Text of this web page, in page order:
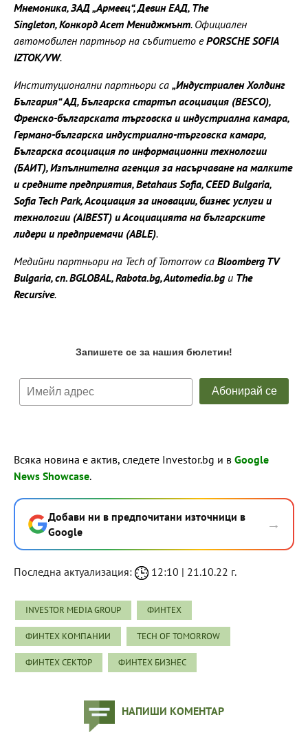
Мнемоника, ЗАД „Армеец“, Девин ЕАД, The
Singleton, Конкорд Асет Мениджмънт. Официален
автомобилен партньор на събитието еPORSCHE SOFIA
IZTOK/VW.
Институционални партньори са „Индустриален Холдинг
България“ АД, Българска стартъп асоциация (BESCO),
Френско-българската търговска и индустриална камара,
Германо-българска индустриално-търговска камара,
Българска асоциация по информационни технологии
(БАИТ), Изпълнителна агенция за насърчаване на малките
и средните предприятия, Betahaus Sofia, CEED Bulgaria,
Sofia Tech Park, Асоциация за иновации, бизнес услуги и
технологии (AIBEST) и Асоциацията на българските
лидери и предприемачи (ABLE).
Медийни партньори на Tech of Tomorrow са Bloomberg TV
Bulgaria, сп. BGLOBAL, Rabota.bg, Automedia.bg и The
Recursive.
Всяка новина е актив, следете Investor.bg и в Google
News Showcase.
Добави ни в предпочитани източници в
Google
→
Последна актуализация: 12:10 | 21.10.22 г.
INVESTOR MEDIA GROUP ФИНТЕХ
ФИНТЕХ КОМПАНИИ TECH OF TOMORROW
ФИНТЕХ СЕКТОР ФИНТЕХ БИЗНЕС
НАПИШИ КОМЕНТАР